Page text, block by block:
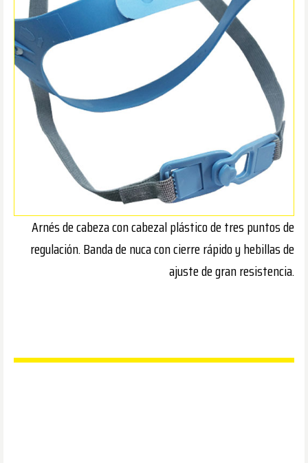
Arnés de cabeza con cabezal plástico de tres puntos de
regulación. Banda de nuca con cierre rápido y hebillas de
ajuste de gran resistencia.